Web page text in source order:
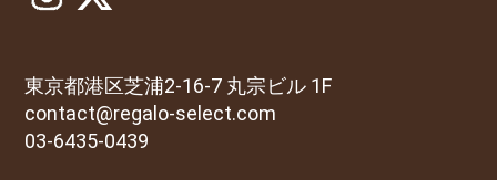
東京都港区芝浦2-16-7 丸宗ビル 1F
contact@regalo-select.com
03-6435-0439